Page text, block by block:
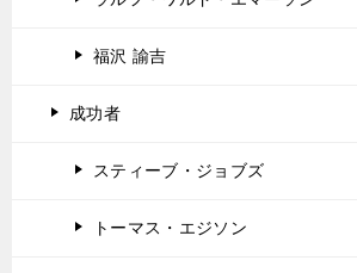
福沢 諭吉
成功者
スティーブ・ジョブズ
トーマス・エジソン